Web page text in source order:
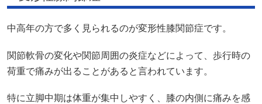
中高年の方で多く見られるのが変形性膝関節症です。
関節軟骨の変化や関節周囲の炎症などによって、歩行時の
荷重で痛みが出ることがあると言われています。
特に立脚中期は体重が集中しやすく、膝の内側に痛みを感